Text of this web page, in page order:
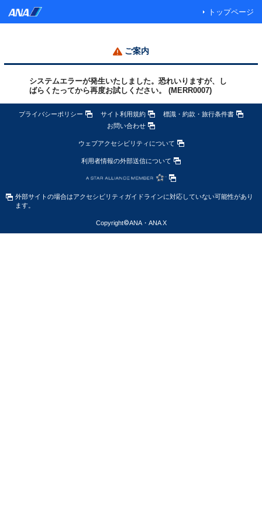
トップページ
ご案内
システムエラーが発生いたしました。恐れいりますが、し
ばらくたってから再度お試しください。 (MERR0007)
プライバシーポリシー サイト利用規約
標識・約款・旅行条件書
お問い合わせ
ウェブアクセシビリティについて
利用者情報の外部送信について
外部サイトの場合はアクセシビリティガイドラインに対応していない可能性があり
ます。
Copyright©ANA・ANA X